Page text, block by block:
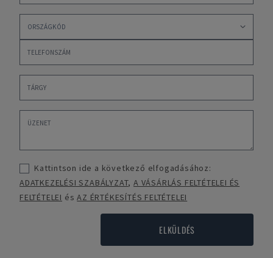
Kattintson ide a következő elfogadásához:
ADATKEZELÉSI SZABÁLYZAT,A VÁSÁRLÁS FELTÉTELEI ÉS
FELTÉTELEI ésAZ ÉRTÉKESÍTÉS FELTÉTELEI
ELKÜLDÉS